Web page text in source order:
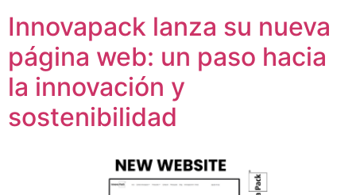
Innovapack lanza su nueva
página web: un paso hacia
la innovación y
sostenibilidad